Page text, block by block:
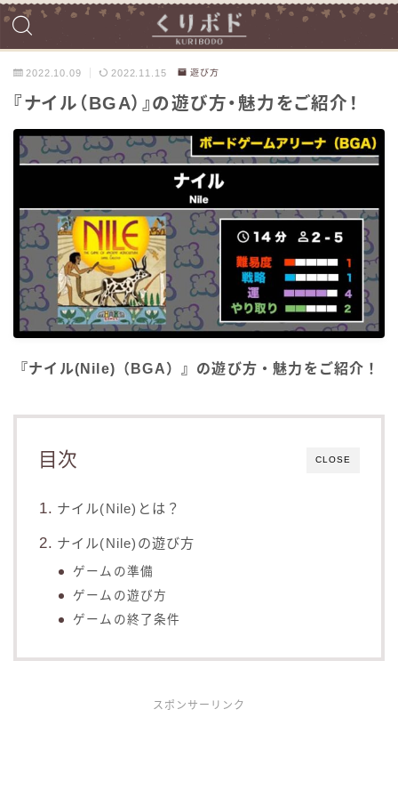
2022.10.09 2022.11.15 遊び方
『ナイル（BGA）』の遊び方・魅力をご紹介！
『ナイル(Nile)（BGA）』の遊び方・魅力をご紹介！
CLOSE
目次
ナイル(Nile)とは？
ナイル(Nile)の遊び方
ゲームの準備
ゲームの遊び方
ゲームの終了条件
スポンサーリンク